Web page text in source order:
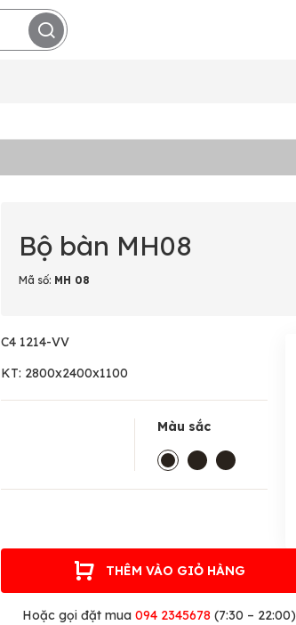
Bộ bàn MH08
Mã số: MH 08
C4 1214-VV
KT: 2800x2400x1100
Màu sắc
THÊM VÀO GIỎ HÀNG
Hoặc gọi đặt mua 094 2345678 (7:30 – 22:00)